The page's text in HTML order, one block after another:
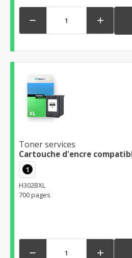
 
Toner services
Cartouche d'encre
1
H302BXL
700 pages
 